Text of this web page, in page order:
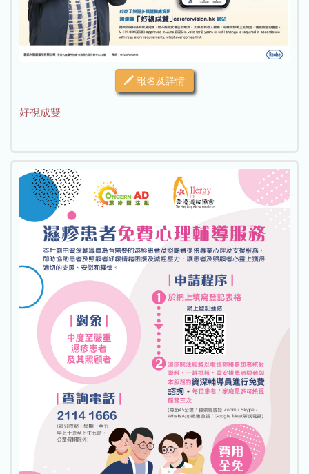
報名及詳情
好視成雙